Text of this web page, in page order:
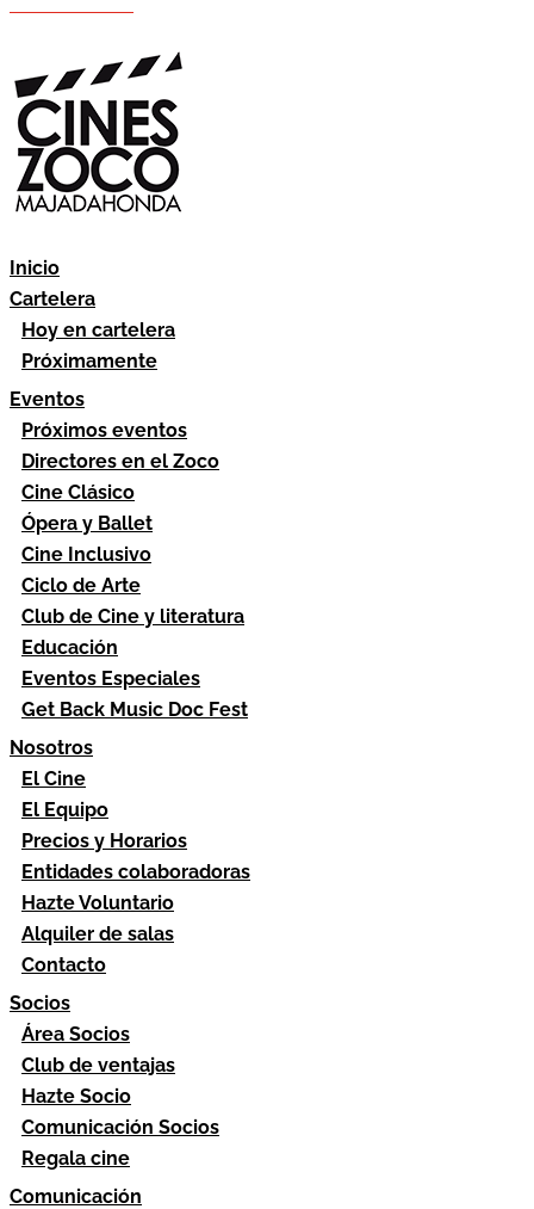
Inicio
Cartelera
Hoy en cartelera
Próximamente
Eventos
Próximos eventos
Directores en el Zoco
Cine Clásico
Ópera y Ballet
Cine Inclusivo
Ciclo de Arte
Club de Cine y literatura
Educación
Eventos Especiales
Get Back Music Doc Fest
Nosotros
El Cine
El Equipo
Precios y Horarios
Entidades colaboradoras
Hazte Voluntario
Alquiler de salas
Contacto
Socios
Área Socios
Club de ventajas
Hazte Socio
Comunicación Socios
Regala cine
Comunicación